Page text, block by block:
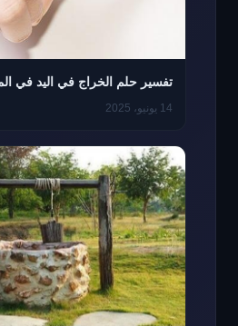
تفسير حلم الخراج في اليد في
14 يونيو، 2025